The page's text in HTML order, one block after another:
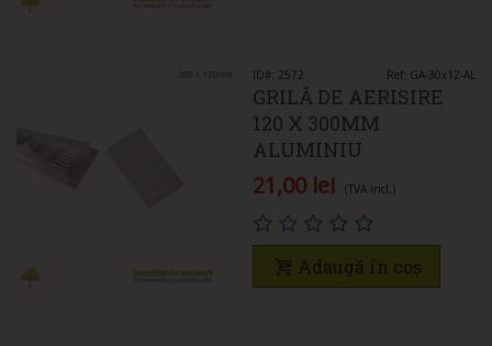
ID#: 2572 Ref: GA-30x12-AL
GRILĂ DE AERISIRE
120 X 300MM
ALUMINIU
21,00 lei (TVA incl.)
Adaugă în coș